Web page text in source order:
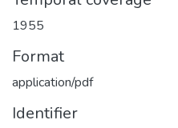
1955
Format
application/pdf
Identifier